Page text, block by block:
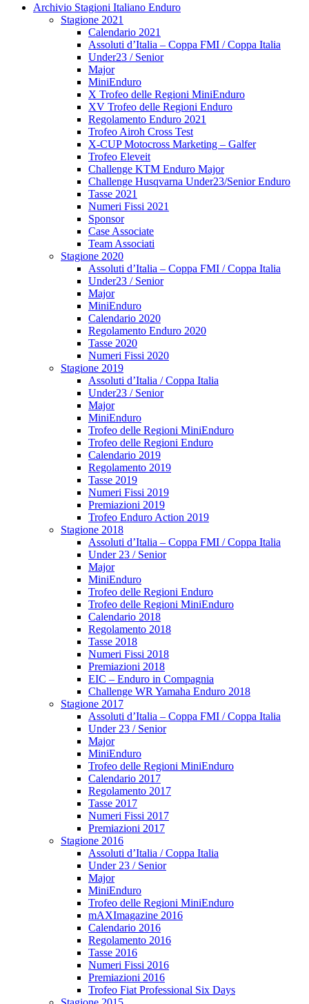
Archivio Stagioni Italiano Enduro
Stagione 2021
Calendario 2021
Assoluti d’Italia – Coppa FMI / Coppa Italia
Under23 / Senior
Major
MiniEnduro
X Trofeo delle Regioni MiniEnduro
XV Trofeo delle Regioni Enduro
Regolamento Enduro 2021
Trofeo Airoh Cross Test
X-CUP Motocross Marketing – Galfer
Trofeo Eleveit
Challenge KTM Enduro Major
Challenge Husqvarna Under23/Senior Enduro
Tasse 2021
Numeri Fissi 2021
Sponsor
Case Associate
Team Associati
Stagione 2020
Assoluti d’Italia – Coppa FMI / Coppa Italia
Under23 / Senior
Major
MiniEnduro
Calendario 2020
Regolamento Enduro 2020
Tasse 2020
Numeri Fissi 2020
Stagione 2019
Assoluti d’Italia / Coppa Italia
Under23 / Senior
Major
MiniEnduro
Trofeo delle Regioni MiniEnduro
Trofeo delle Regioni Enduro
Calendario 2019
Regolamento 2019
Tasse 2019
Numeri Fissi 2019
Premiazioni 2019
Trofeo Enduro Action 2019
Stagione 2018
Assoluti d’Italia – Coppa FMI / Coppa Italia
Under 23 / Senior
Major
MiniEnduro
Trofeo delle Regioni Enduro
Trofeo delle Regioni MiniEnduro
Calendario 2018
Regolamento 2018
Tasse 2018
Numeri Fissi 2018
Premiazioni 2018
EIC – Enduro in Compagnia
Challenge WR Yamaha Enduro 2018
Stagione 2017
Assoluti d’Italia – Coppa FMI / Coppa Italia
Under 23 / Senior
Major
MiniEnduro
Trofeo delle Regioni MiniEnduro
Calendario 2017
Regolamento 2017
Tasse 2017
Numeri Fissi 2017
Premiazioni 2017
Stagione 2016
Assoluti d’Italia / Coppa Italia
Under 23 / Senior
Major
MiniEnduro
Trofeo delle Regioni MiniEnduro
mAXImagazine 2016
Calendario 2016
Regolamento 2016
Tasse 2016
Numeri Fissi 2016
Premiazioni 2016
Trofeo Fiat Professional Six Days